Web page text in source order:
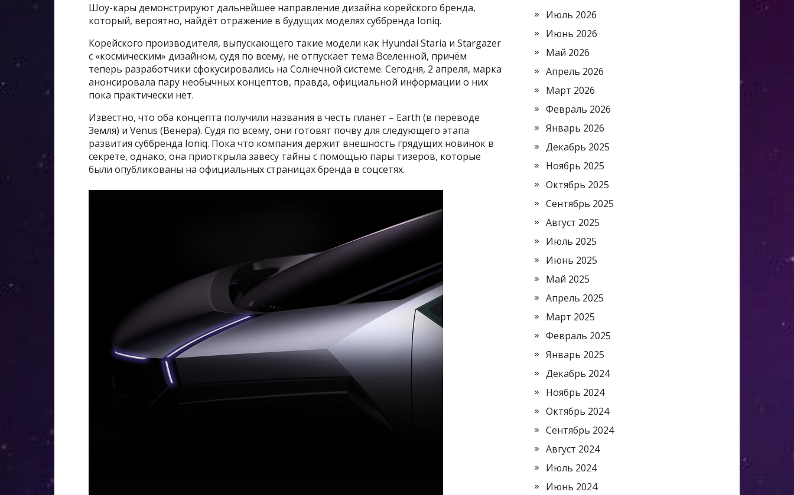
Шоу-кары демонстрируют дальнейшее направление дизайна корейского бренда,
который, вероятно, найдёт отражение в будущих моделях суббренда Ioniq.
Корейского производителя, выпускающего такие модели как Hyundai Staria и Stargazer
с «космическим» дизайном, судя по всему, не отпускает тема Вселенной, причём
теперь разработчики сфокусировались на Солнечной системе. Сегодня, 2 апреля, марка
анонсировала пару необычных концептов, правда, официальной информации о них
пока практически нет.
Известно, что оба концепта получили названия в честь планет – Earth (в переводе
Земля) и Venus (Венера). Судя по всему, они готовят почву для следующего этапа
развития суббренда Ioniq. Пока что компания держит внешность грядущих новинок в
секрете, однако, она приоткрыла завесу тайны с помощью пары тизеров, которые
были опубликованы на официальных страницах бренда в соцсетях.
Июль 2026
Июнь 2026
Май 2026
Апрель 2026
Март 2026
Февраль 2026
Январь 2026
Декабрь 2025
Ноябрь 2025
Октябрь 2025
Сентябрь 2025
Август 2025
Июль 2025
Июнь 2025
Май 2025
Апрель 2025
Март 2025
Февраль 2025
Январь 2025
Декабрь 2024
Ноябрь 2024
Октябрь 2024
Сентябрь 2024
Август 2024
Июль 2024
Июнь 2024